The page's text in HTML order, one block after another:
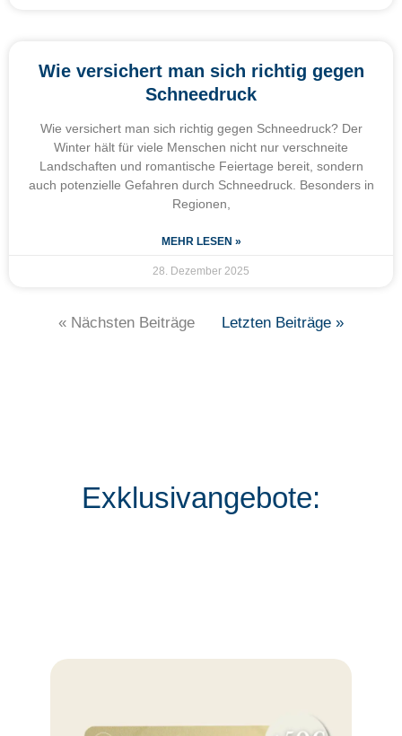
Wie versichert man sich richtig gegen
Schneedruck
Wie versichert man sich richtig gegen Schneedruck? Der
Winter hält für viele Menschen nicht nur verschneite
Landschaften und romantische Feiertage bereit, sondern
auch potenzielle Gefahren durch Schneedruck. Besonders in
Regionen,
MEHR LESEN »
28. Dezember 2025
« Nächsten Beiträge Letzten Beiträge »
Exklusivangebote: